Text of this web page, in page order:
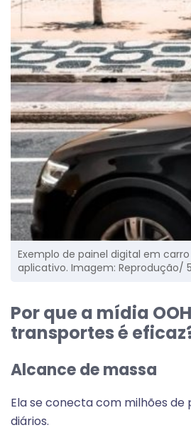
Exemplo de painel digital em
aplicativo. Imagem: Reprodução/
Por que a mídia
transportes é
Alcance de massa
Ela se conecta com milhões de
diários.